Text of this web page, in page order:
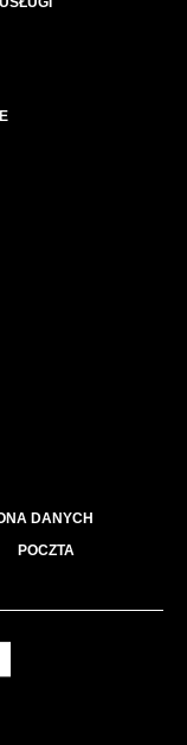
DANYCH
POCZTA